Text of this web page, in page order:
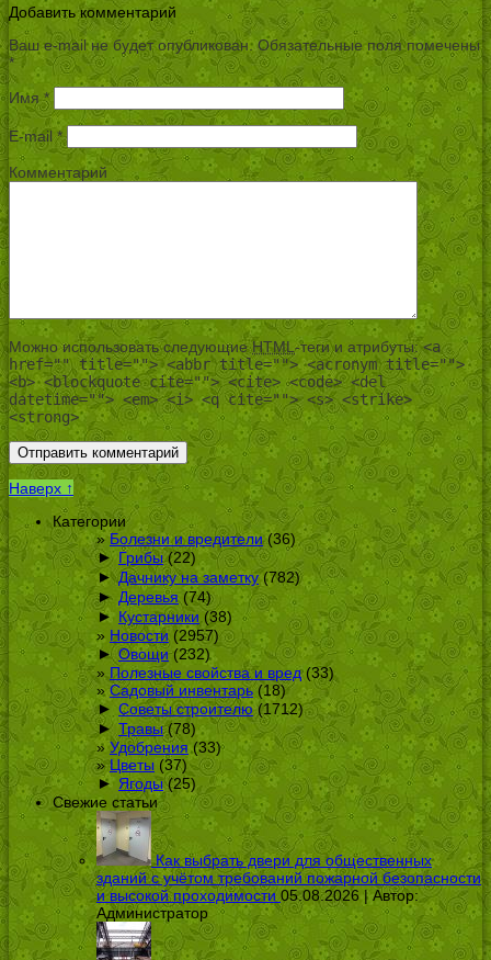
Добавить комментарий
Ваш e-mail не будет опубликован.Обязательные поля помечены
*
Имя*
E-mail *
Комментарий
Можно использовать следующиеHTML -теги и атрибуты:<a
href="" title=""> <abbr title=""> <acronym title="">
<b> <blockquote cite=""> <cite> <code> <del
datetime=""> <em> <i> <q cite=""> <s> <strike>
<strong>
Наверх ↑
Категории
Болезни и вредители(36)
► Грибы(22)
► Дачнику на заметку(782)
► Деревья (74)
► Кустарники (38)
Новости (2957)
► Овощи(232)
Полезные свойства и вред(33)
Садовый инвентарь(18)
► Советы строителю(1712)
► Травы(78)
Удобрения(33)
Цветы (37)
► Ягоды(25)
Свежие статьи
Как выбрать двери для общественных
зданий с учётом требований пожарной безопасности
и высокой проходимости 05.08.2026 | Автор:
Администратор